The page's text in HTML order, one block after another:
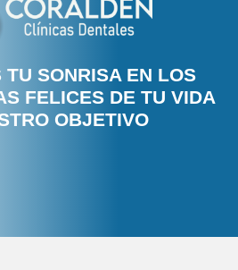
TU SONRISA EN LOS
FELICES DE TU VIDA
OBJETIVO